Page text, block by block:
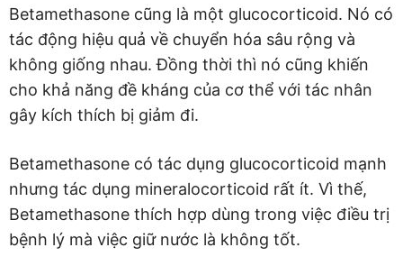
Betamethasone cũng là một glucocorticoid. Nó có
tác động hiệu quả về chuyển hóa sâu rộng và
không giống nhau. Đồng thời thì nó cũng khiến
cho khả năng đề kháng của cơ thể với tác nhân
gây kích thích bị giảm đi.
Betamethasone có tác dụng glucocorticoid mạnh
nhưng tác dụng mineralocorticoid rất ít. Vì thế,
Betamethasone thích hợp dùng trong việc điều trị
bệnh lý mà việc giữ nước là không tốt.